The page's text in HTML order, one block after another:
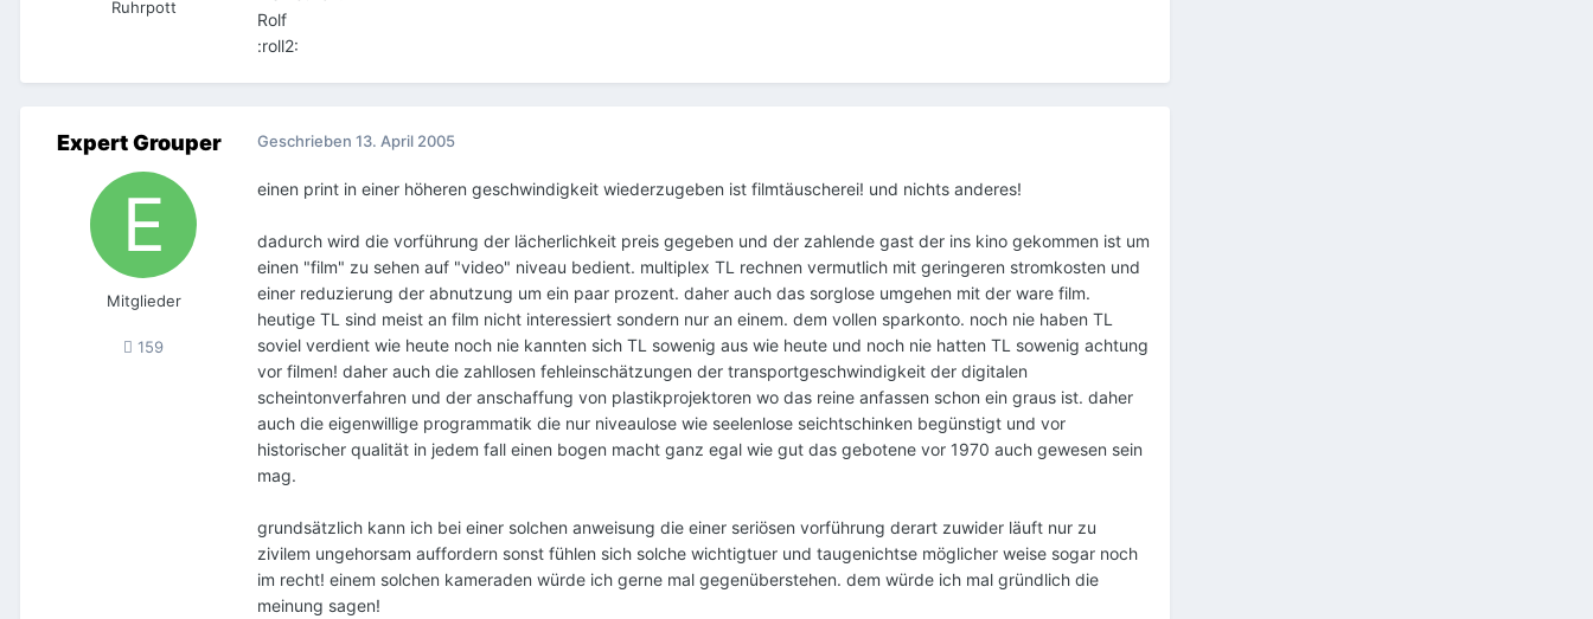
Ruhrpott
Rolf
:roll2:
Expert Grouper
Mitglieder
159
Geschrieben 13. April 2005
einen print in einer höheren geschwindigkeit wiederzugeben ist filmtäuscherei! und nichts anderes!
dadurch wird die vorführung der lächerlichkeit preis gegeben und der zahlende gast der ins kino gekommen ist um
einen "film" zu sehen auf "video" niveau bedient. multiplex TL rechnen vermutlich mit geringeren stromkosten und
einer reduzierung der abnutzung um ein paar prozent. daher auch das sorglose umgehen mit der ware film.
heutige TL sind meist an film nicht interessiert sondern nur an einem. dem vollen sparkonto. noch nie haben TL
soviel verdient wie heute noch nie kannten sich TL sowenig aus wie heute und noch nie hatten TL sowenig achtung
vor filmen! daher auch die zahllosen fehleinschätzungen der transportgeschwindigkeit der digitalen
scheintonverfahren und der anschaffung von plastikprojektoren wo das reine anfassen schon ein graus ist. daher
auch die eigenwillige programmatik die nur niveaulose wie seelenlose seichtschinken begünstigt und vor
historischer qualität in jedem fall einen bogen macht ganz egal wie gut das gebotene vor 1970 auch gewesen sein
mag.
grundsätzlich kann ich bei einer solchen anweisung die einer seriösen vorführung derart zuwider läuft nur zu
zivilem ungehorsam auffordern sonst fühlen sich solche wichtigtuer und taugenichtse möglicher weise sogar noch
im recht! einem solchen kameraden würde ich gerne mal gegenüberstehen. dem würde ich mal gründlich die
meinung sagen!